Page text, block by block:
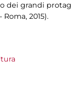
dei grandi
2015).